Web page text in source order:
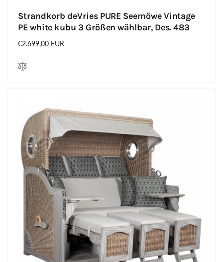
Strandkorb deVries PURE Seemöwe Vintage
PE white kubu 3 Größen wählbar, Des. 483
Normaler
€2.699,00 EUR